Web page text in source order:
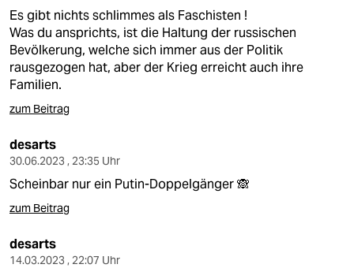
Es gibt nichts schlimmes als Faschisten !
Was du ansprichts, ist die Haltung der russischen
Bevölkerung, welche sich immer aus der Politik
rausgezogen hat, aber der Krieg erreicht auch ihre
Familien.
zum Beitrag
desarts
30.06.2023 , 23:35 Uhr
Scheinbar nur ein Putin-Doppelgänger 🙈
zum Beitrag
desarts
14.03.2023 , 22:07 Uhr